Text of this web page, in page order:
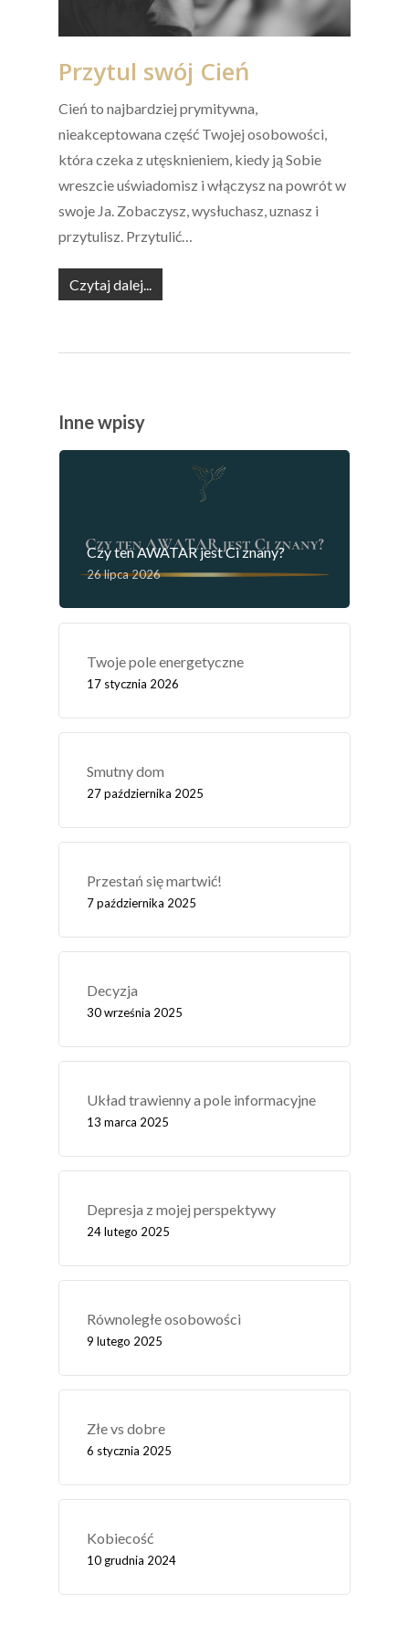
Przytul swój Cień
Cień to najbardziej prymitywna,
nieakceptowana część Twojej osobowości,
która czeka z utęsknieniem, kiedy ją Sobie
wreszcie uświadomisz i włączysz na powrót w
swoje Ja. Zobaczysz, wysłuchasz, uznasz i
przytulisz. Przytulić…
Czytaj dalej...
Inne wpisy
Czy ten AWATAR jest Ci znany?
26 lipca 2026
Twoje pole energetyczne
17 stycznia 2026
Smutny dom
27 października 2025
Przestań się martwić!
7 października 2025
Decyzja
30 września 2025
Układ trawienny a pole informacyjne
13 marca 2025
Depresja z mojej perspektywy
24 lutego 2025
Równoległe osobowości
9 lutego 2025
Złe vs dobre
6 stycznia 2025
Kobiecość
10 grudnia 2024